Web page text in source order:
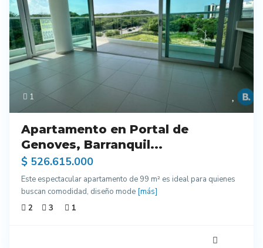
1
Apartamento en Portal de
Genoves, Barranquil...
$ 526.615.000
Este espectacular apartamento de 99 m² es ideal para quienes
buscan comodidad, diseño mode [más]
2
3 1